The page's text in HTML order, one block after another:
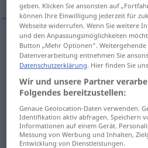
Gehaltzahlen(jemandem)
entlohnen appointer
besolden appointer
geben. Klicken Sie ansonsten auf
können Ihre Einwilligung jederzeit für
Webseite widerrufen. Wenn Sie weitere
und den Anpassungsmöglichkeiten
Button „Mehr Optionen“.
Datenverarbeitung entnehmen Sie
Datenschutzerklärung. Hier finden Sie
Wir und unsere Partner
Folgendes bereitzustellen:
Genaue Geolocation-Daten verwenden.
Identifikation aktiv abfragen. Speichern
Informationen auf einem Gerät.
Messung von Werbung und Inhalten,
Entwicklung von Dienstleistungen.